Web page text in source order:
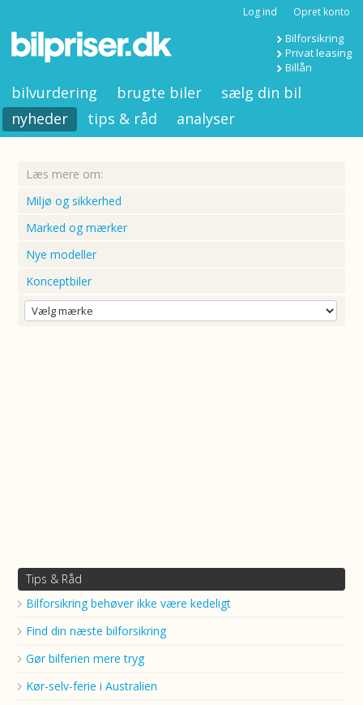
Log ind Opret konto
Bilforsikring
Privat leasing
Billån
bilvurdering brugte biler
sælg din bil
nyheder
tips & råd analyser
Læs mere om:
Miljø og sikkerhed
Marked og mærker
Nye modeller
Konceptbiler
Tips & Råd
Bilforsikring behøver ikke være kedeligt
Find din næste bilforsikring
Gør bilferien mere tryg
Kør-selv-ferie i Australien